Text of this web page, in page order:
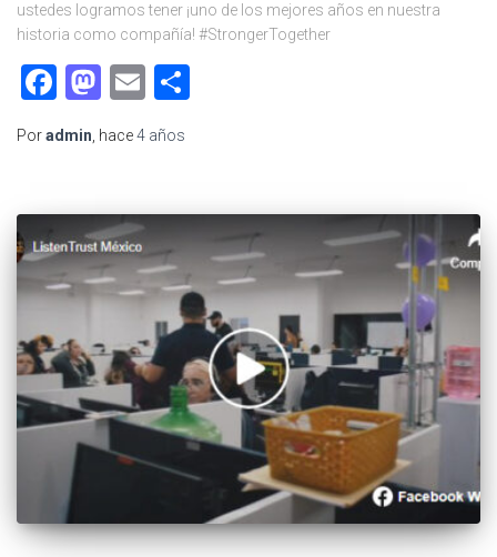
ustedes logramos tener ¡uno de los mejores años en nuestra
historia como compañía! #StrongerTogether
Facebook
Mastodon
Email
Poradmin, hace4 años